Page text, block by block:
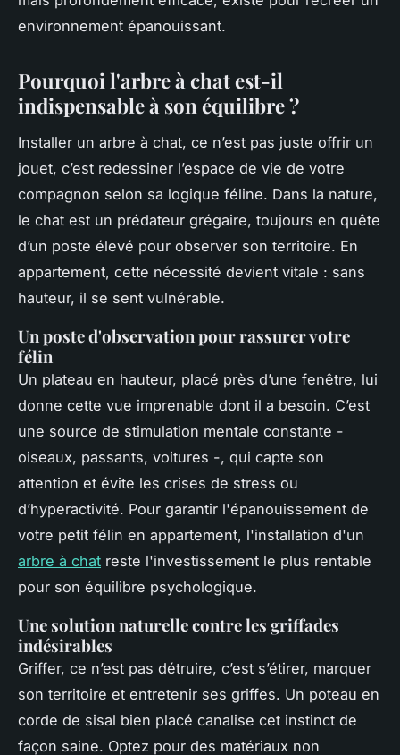
environnement épanouissant.
Pourquoi l'arbre à chat est-il
indispensable à son équilibre ?
Installer un arbre à chat, ce n’est pas juste offrir un
jouet, c’est redessiner l’espace de vie de votre
compagnon selon sa logique féline. Dans la nature,
le chat est un prédateur grégaire, toujours en quête
d’un poste élevé pour observer son territoire. En
appartement, cette nécessité devient vitale : sans
hauteur, il se sent vulnérable.
Un poste d'observation pour rassurer votre
félin
Un plateau en hauteur, placé près d’une fenêtre, lui
donne cette vue imprenable dont il a besoin. C’est
une source de stimulation mentale constante -
oiseaux, passants, voitures -, qui capte son
attention et évite les crises de stress ou
d’hyperactivité. Pour garantir l'épanouissement de
votre petit félin en appartement, l'installation d'un
arbre à chat reste l'investissement le plus rentable
pour son équilibre psychologique.
Une solution naturelle contre les griffades
indésirables
Griffer, ce n’est pas détruire, c’est s’étirer, marquer
son territoire et entretenir ses griffes. Un poteau en
corde de sisal bien placé canalise cet instinct de
façon saine. Optez pour des matériaux non